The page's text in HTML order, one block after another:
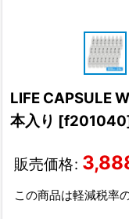
LIFE CAPSULE
本入り [f201040
販売価格:
この商品は軽減税率